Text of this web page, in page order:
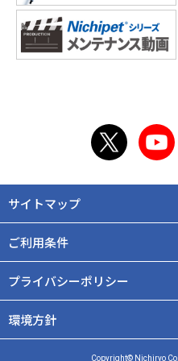
サイトマップ
ご利用条件
プライバシーポリシー
環境方針
Copyright© Nichiryo